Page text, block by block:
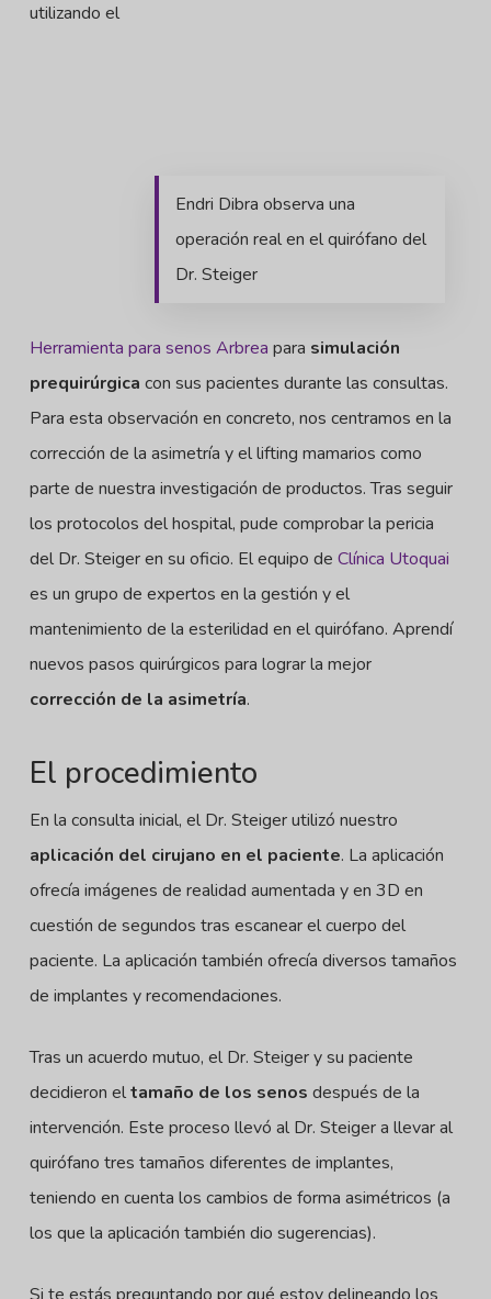
Endri Dibra observa una
operación real en el quirófano del
Dr. Steiger
utilizando el
Herramienta para senos Arbrea para simulación
prequirúrgica con sus pacientes durante las consultas.
Para esta observación en concreto, nos centramos en la
corrección de la asimetría y el lifting mamarios como
parte de nuestra investigación de productos. Tras seguir
los protocolos del hospital, pude comprobar la pericia
del Dr. Steiger en su oficio. El equipo de Clínica Utoquai
es un grupo de expertos en la gestión y el
mantenimiento de la esterilidad en el quirófano. Aprendí
nuevos pasos quirúrgicos para lograr la mejor
corrección de la asimetría.
El procedimiento
En la consulta inicial, el Dr. Steiger utilizó nuestro
aplicación del cirujano en el paciente. La aplicación
ofrecía imágenes de realidad aumentada y en 3D en
cuestión de segundos tras escanear el cuerpo del
paciente. La aplicación también ofrecía diversos tamaños
de implantes y recomendaciones.
Tras un acuerdo mutuo, el Dr. Steiger y su paciente
decidieron eltamaño de los senos después de la
intervención. Este proceso llevó al Dr. Steiger a llevar al
quirófano tres tamaños diferentes de implantes,
teniendo en cuenta los cambios de forma asimétricos (a
los que la aplicación también dio sugerencias).